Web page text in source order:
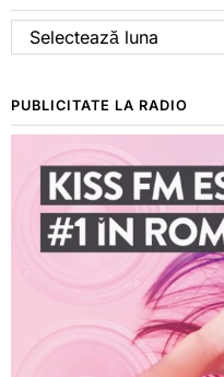
Arhive
PUBLICITATE LA RADIO